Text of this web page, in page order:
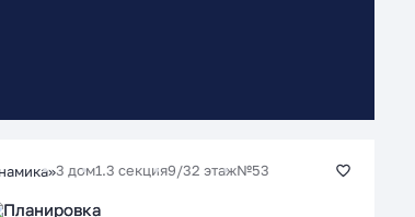
3 дом1.3 секция9/32 этаж№53